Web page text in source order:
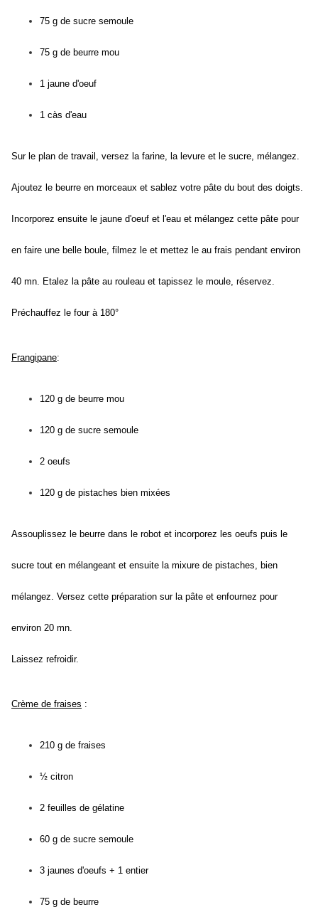
75 g de sucre semoule
75 g de beurre mou
1 jaune d'oeuf
1 càs d'eau
Sur le plan de travail, versez la farine, la levure et le sucre, mélangez.
Ajoutez le beurre en morceaux et sablez votre pâte du bout des doigts.
Incorporez ensuite le jaune d'oeuf et l'eau et mélangez cette pâte pour
en faire une belle boule, filmez le et mettez le au frais pendant environ
40 mn. Etalez la pâte au rouleau et tapissez le moule, réservez.
Préchauffez le four à 180°
Frangipane:
120 g de beurre mou
120 g de sucre semoule
2 oeufs
120 g de pistaches bien mixées
Assouplissez le beurre dans le robot et incorporez les oeufs puis le
sucre tout en mélangeant et ensuite la mixure de pistaches, bien
mélangez. Versez cette préparation sur la pâte et enfournez pour
environ 20 mn.
Laissez refroidir.
Crème de fraises :
210 g de fraises
½ citron
2 feuilles de gélatine
60 g de sucre semoule
3 jaunes d'oeufs + 1 entier
75 g de beurre